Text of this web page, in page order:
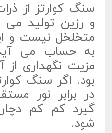
سنگ کوارتز از
و رزین تولید
متخلخل نیست و
به حساب می
مزیت نگهداری از
بود. اگر سنگ
در برابر نور
گیرد کم کم
شود.